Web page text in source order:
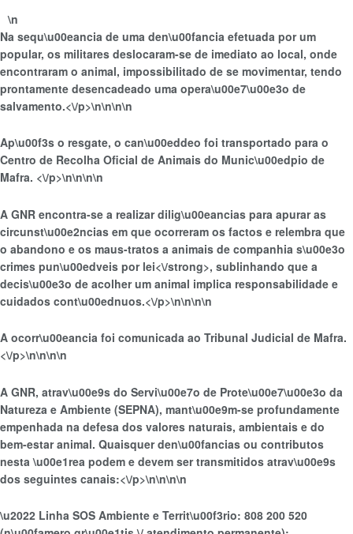
\n
Na sequ\u00eancia de uma den\u00fancia efetuada por um
popular, os militares deslocaram-se de imediato ao local, onde
encontraram o animal, impossibilitado de se movimentar, tendo
prontamente desencadeado uma opera\u00e7\u00e3o de
salvamento.<\/p>\n\n\n\n
Ap\u00f3s o resgate, o can\u00eddeo foi transportado para o
Centro de Recolha Oficial de Animais do Munic\u00edpio de
Mafra. <\/p>\n\n\n\n
A GNR encontra-se a realizar dilig\u00eancias para apurar as
circunst\u00e2ncias em que ocorreram os factos e relembra que
o abandono e os maus-tratos a animais de companhia s\u00e3o
crimes pun\u00edveis por lei<\/strong>, sublinhando que a
decis\u00e3o de acolher um animal implica responsabilidade e
cuidados cont\u00ednuos.<\/p>\n\n\n\n
A ocorr\u00eancia foi comunicada ao Tribunal Judicial de Mafra.
<\/p>\n\n\n\n
A GNR, atrav\u00e9s do Servi\u00e7o de Prote\u00e7\u00e3o da
Natureza e Ambiente (SEPNA), mant\u00e9m-se profundamente
empenhada na defesa dos valores naturais, ambientais e do
bem-estar animal. Quaisquer den\u00fancias ou contributos
nesta \u00e1rea podem e devem ser transmitidos atrav\u00e9s
dos seguintes canais:<\/p>\n\n\n\n
\u2022 Linha SOS Ambiente e Territ\u00f3rio: 808 200 520